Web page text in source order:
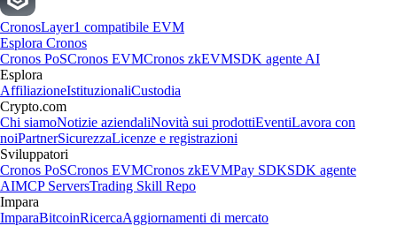
CronosLayer1 compatibile EVM
Esplora Cronos
Cronos PoSCronos EVMCronos zkEVMSDK agente AI
Esplora
AffiliazioneIstituzionaliCustodia
Crypto.com
Chi siamoNotizie aziendaliNovità sui prodottiEventiLavora con
noiPartnerSicurezzaLicenze e registrazioni
Sviluppatori
Cronos PoSCronos EVMCronos zkEVMPay SDKSDK agente
AIMCP ServersTrading Skill Repo
Impara
ImparaBitcoinRicercaAggiornamenti di mercato